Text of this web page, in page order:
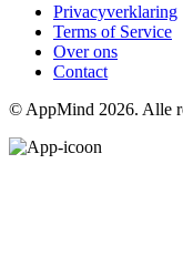
Privacyverklaring
Terms of Service
Over ons
Contact
© AppMind 2026. Alle